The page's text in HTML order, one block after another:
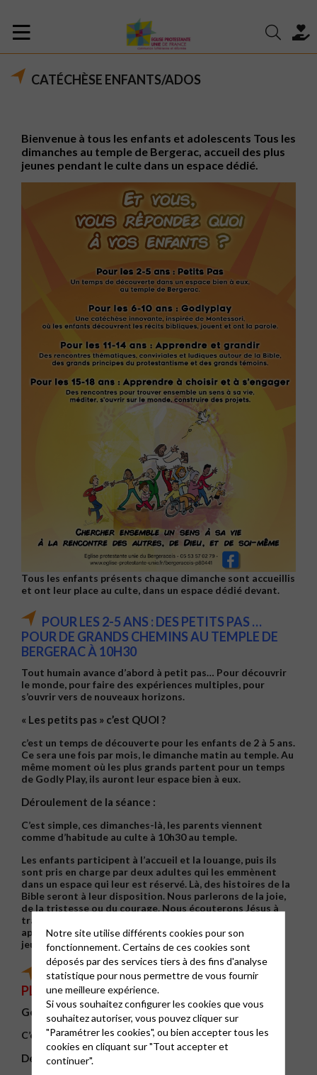
CATÉCHÈSE ENFANTS/ADOS
Bienvenue à tous les enfants et adolescents Tous les
dimanches au temple de Bergerac, accueil des plus
jeunes pendant le culte dans un espace dédié.
Tous les enfants présents chaque dimanche sont accueillis
et ont leur place au culte, dans un espace dédié devant.
POUR LES 2-5 ANS : DES PETITS PAS …
POUR DE GRANDS CHEMINSAU TEMPLE DE
BERGERAC À 10H30
Tout humain avance d’abord à petit pas… Pour découvrir
le monde, pour faire des expériences multiples, pour
s’ouvrir vers de nouveaux horizons.
« Les petits pas » c’est QUOI ?
c’est un temps de découverte pour les enfants de 2 à 5 ans.
Ce sera une fois par mois, le dimanche matin au temple. Au
même moment où les plus grands partent pour un temps
de Godly Play, ils auront leur espace bien à eux.
Déroulement de la séance :
C’est simple, ces dimanches-là, les parents viennent
comme d’habitude au culte à 10h30 au temple.
Les enfants participent à l’accueil et la louange, puis ils
sont pris en charge par deux adultes qui les emmènent
dans un espace qui leur est réservé. Là, des histoires de la
Bible seront à leur disposition. Nous parlerons de la joie,
de la tristesse ou du courage. Nous écouterons Jésus à
travers une parole ou une rencontre ; on pourra
approfondir à travers des comptines, des images, des
jeux…
POUR LES 6-10 ANS :SÉANCE DEGODLY
PLAYAU TEMPLE DE BERGERAC À
Godly Play c’est QUOI ?
C’est une catéchèse qui donne la parole aux enfants.
Déroulement de la séance :
Notre site utilise différents cookies pour son
fonctionnement. Certains de ces cookies sont
déposés par des services tiers à des fins d'analyse
statistique pour nous permettre de vous fournir
une meilleure expérience.
Si vous souhaitez configurer les cookies que vous
souhaitez autoriser, vous pouvez cliquer sur
"Paramétrer les cookies", ou bien accepter tous les
cookies en cliquant sur "Tout accepter et
continuer".